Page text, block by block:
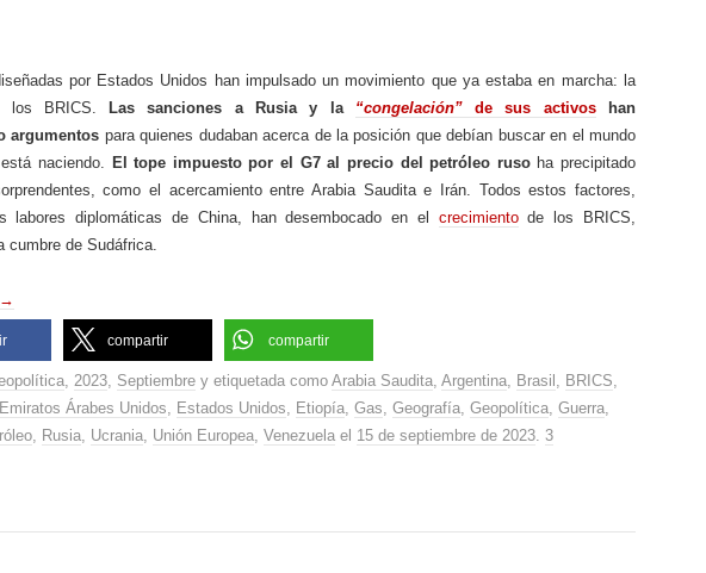
por Estados Unidos han impulsado un movimiento que ya estaba en marcha: la
los BRICS.
Las sanciones a Rusia y la “congelación”de sus activoshan
argumentos para quienes dudaban acerca de la posición que debían buscar en el mundo
naciendo. El tope impuesto por el G7 al precio del petróleo rusoha precipitado
como el acercamiento entre Arabia Saudita e Irán. Todos estos factores,
labores diplomáticas de China, han desembocado en el crecimientode los BRICS,
cumbre de Sudáfrica.
→
compartir compartir
, 2023, Septiembre y etiquetada como Arabia Saudita, Argentina, Brasil , BRICS,
Emiratos Árabes Unidos, Estados Unidos, Etiopía, Gas, Geografía, Geopolítica, Guerra,
, Rusia, Ucrania, Unión Europea, Venezuela el 15 de septiembre de 2023. 3